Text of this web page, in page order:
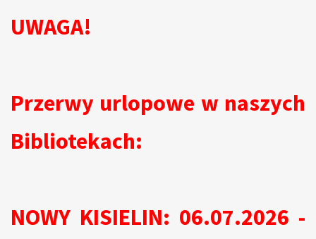
UWAGA!
Przerwy urlopowe w naszych
Bibliotekach:
NOWY KISIELIN: 06.07.2026 -